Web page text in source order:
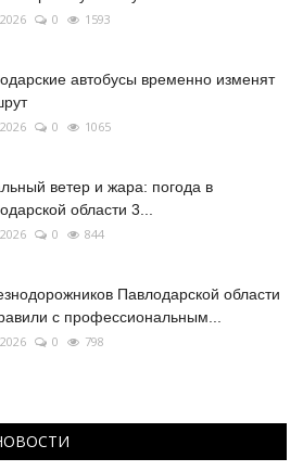
0 1593
автобусы временно изменят
0 1065
ветер и жара: погода в
области 3...
0 844
Павлодарской области
с профессиональным...
0 798